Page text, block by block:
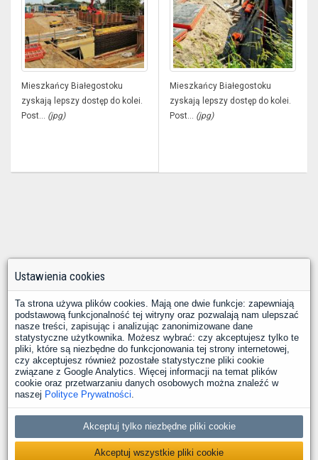
Mieszkańcy Białegostoku
zyskają lepszy dostęp do kolei.
Post... (jpg)
Mieszkańcy Białegostoku
zyskają lepszy dostęp do kolei.
Post... (jpg)
Ustawienia cookies
Ta strona używa plików cookies. Mają one dwie funkcje: zapewniają
podstawową funkcjonalność tej witryny oraz pozwalają nam ulepszać
nasze treści, zapisując i analizując zanonimizowane dane
statystyczne użytkownika. Możesz wybrać: czy akceptujesz tylko te
pliki, które są niezbędne do funkcjonowania tej strony internetowej,
czy akceptujesz również pozostałe statystyczne pliki cookie
związane z Google Analytics. Więcej informacji na temat plików
cookie oraz przetwarzaniu danych osobowych można znaleźć w
naszej Polityce Prywatności.
Akceptuj tylko niezbędne pliki cookie
Akceptuj wszystkie pliki cookie